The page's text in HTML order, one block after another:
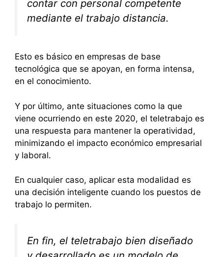
contar con personal competente
mediante el trabajo distancia.
Esto es básico en empresas de base
tecnológica que se apoyan, en forma intensa,
en el conocimiento.
Y por último, ante situaciones como la que
viene ocurriendo en este 2020, el teletrabajo es
una respuesta para mantener la operatividad,
minimizando el impacto económico empresarial
y laboral.
En cualquier caso, aplicar esta modalidad es
una decisión inteligente cuando los puestos de
trabajo lo permiten.
En fin, el teletrabajo bien diseñado